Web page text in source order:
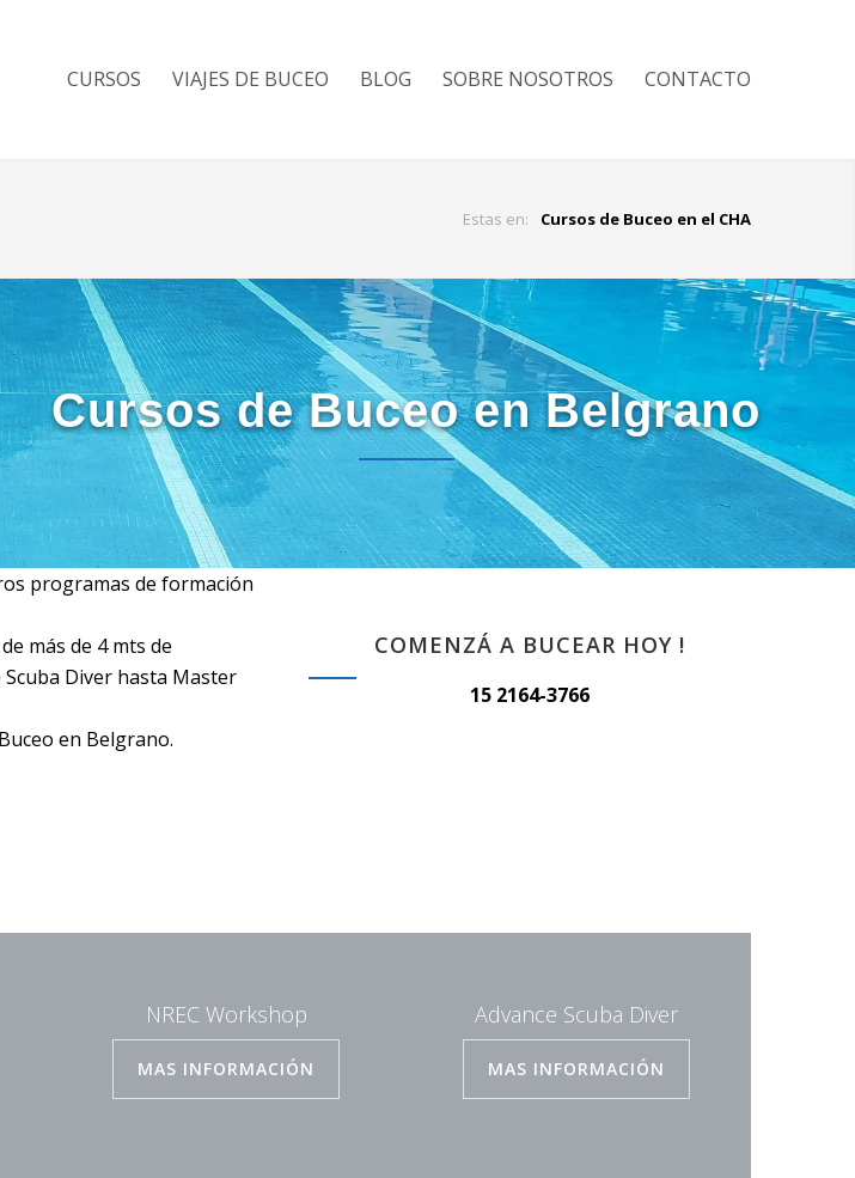
CURSOS VIAJES DE BUCEO BLOG SOBRE NOSOTROS CONTACTO
Estas en: Cursos de Buceo en el CHA
Cursos de Buceo en Belgrano
programas de formación
más de 4 mts de
Diver hasta Master
en Belgrano.
COMENZÁ A BUCEAR HOY !
15 2164-3766
NREC Workshop
MAS INFORMACIÓN
Advance Scuba Diver
MAS INFORMACIÓN